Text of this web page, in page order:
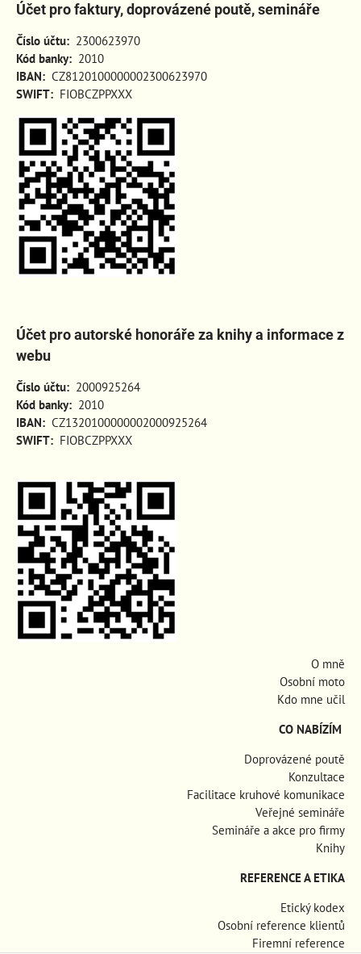
Účet pro faktury, doprovázené poutě, semináře
Číslo účtu: 2300623970
Kód banky: 2010
IBAN: CZ8120100000002300623970
SWIFT: FIOBCZPPXXX
Účet pro autorské honoráře za knihy a informace z
webu
Číslo účtu: 2000925264
Kód banky: 2010
IBAN: CZ1320100000002000925264
SWIFT: FIOBCZPPXXX
O mně
Osobní moto
Kdo mne učil
CO NABÍZÍM
Doprovázené poutě
Konzultace
Facilitace kruhové komunikace
Veřejné semináře
Semináře a akce pro firmy
Knihy
REFERENCE A ETIKA
Etický kodex
Osobní reference klientů
Firemní reference